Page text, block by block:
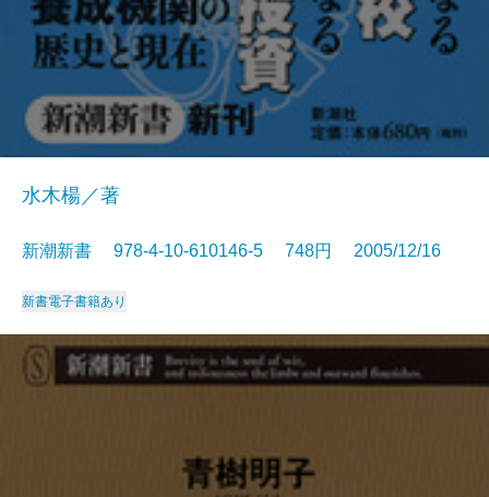
水木楊／著
新潮新書 978-4-10-610146-5 748円 2005/12/16
新書電子書籍あり